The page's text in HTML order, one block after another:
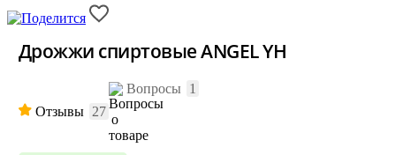
Дрожжи спиртовые ANGEL YH
Отзывы 27
Вопросы 1